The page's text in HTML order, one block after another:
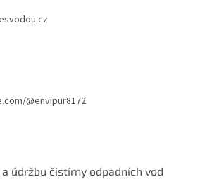
@envipur8172
údržbu čistírny odpadních vod